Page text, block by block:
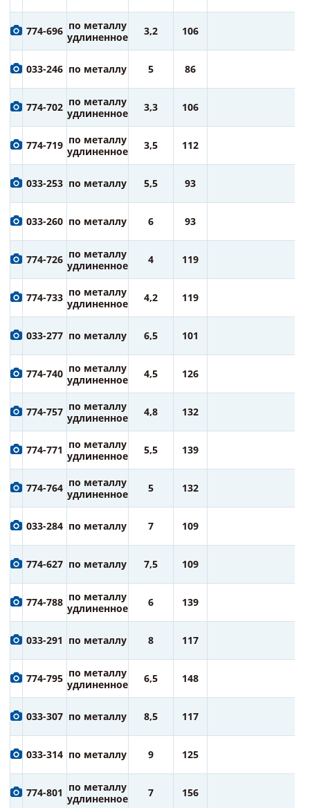
774-696 по металлу
удлиненное
3,2 106
033-246 по металлу 5 86
774-702 по металлу
удлиненное
3,3 106
774-719 по металлу
удлиненное
3,5 112
033-253 по металлу 5,5 93
033-260 по металлу 6 93
774-726 по металлу
удлиненное
4 119
774-733 по металлу
удлиненное
4,2 119
033-277 по металлу 6,5 101
774-740 по металлу
удлиненное
4,5 126
774-757 по металлу
удлиненное
4,8 132
774-771 по металлу
удлиненное
5,5 139
774-764 по металлу
удлиненное
5 132
033-284 по металлу 7 109
774-627 по металлу 7,5 109
774-788 по металлу
удлиненное
6 139
033-291 по металлу 8 117
774-795 по металлу
удлиненное
6,5 148
033-307 по металлу 8,5 117
033-314 по металлу 9 125
774-801 по металлу
удлиненное
7 156